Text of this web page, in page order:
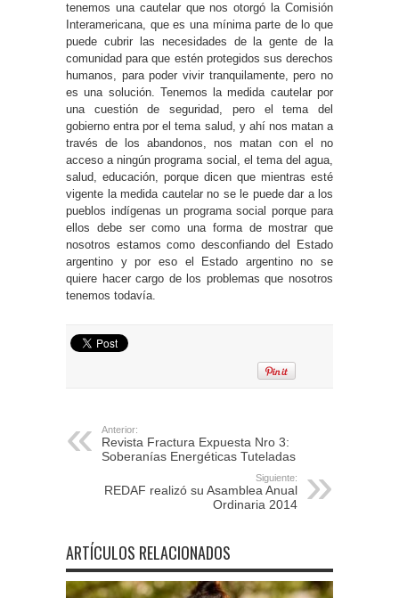
tenemos una cautelar que nos otorgó la Comisión
Interamericana, que es una mínima parte de lo que
puede cubrir las necesidades de la gente de la
comunidad para que estén protegidos sus derechos
humanos, para poder vivir tranquilamente, pero no
es una solución. Tenemos la medida cautelar por
una cuestión de seguridad, pero el tema del
gobierno entra por el tema salud, y ahí nos matan a
través de los abandonos, nos matan con el no
acceso a ningún programa social, el tema del agua,
salud, educación, porque dicen que mientras esté
vigente la medida cautelar no se le puede dar a los
pueblos indígenas un programa social porque para
ellos debe ser como una forma de mostrar que
nosotros estamos como desconfiando del Estado
argentino y por eso el Estado argentino no se
quiere hacer cargo de los problemas que nosotros
tenemos todavía.
Anterior:
Revista Fractura Expuesta Nro 3:
Soberanías Energéticas Tuteladas
Siguiente:
REDAF realizó su Asamblea Anual
Ordinaria 2014
ARTÍCULOS RELACIONADOS